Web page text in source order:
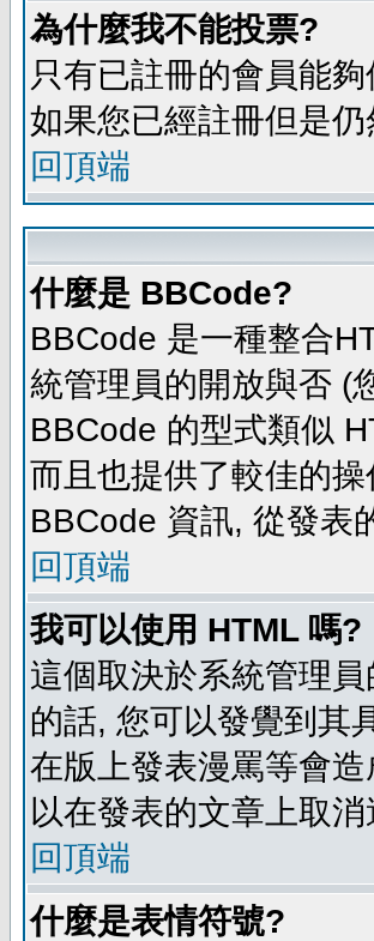
為什麼我不能投票?
只有已註冊的會員能
如果您已經註冊但是
回頂端
什麼是 BBCode?
BBCode 是一種整合
統管理員的開放與否 (
BBCode 的型式類似
而且也提供了較佳的
BBCode 資訊, 從發表
回頂端
我可以使用 HTML 嗎?
這個取決於系統管理
的話, 您可以發覺到其
在版上發表漫罵等會
以在發表的文章上取
回頂端
什麼是表情符號?